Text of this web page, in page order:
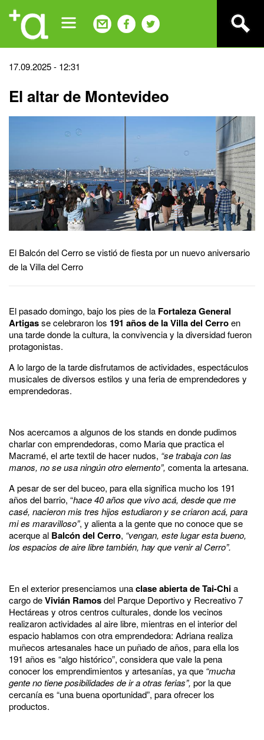
Jump
navigation
Back
top
17.09.2025 - 12:31
El altar de Montevideo
El Balcón del Cerro se vistió de fiesta por un nuevo aniversario
de la Villa del Cerro
El pasado domingo, bajo los pies de la Fortaleza General
Artigasse celebraron los 191 años de la Villa del Cerroen
una tarde donde la cultura, la convivencia y la diversidad fueron
protagonistas.
A lo largo de la tarde disfrutamos de actividades, espectáculos
musicales de diversos estilos y una feria de emprendedores y
emprendedoras.
Nos acercamos a algunos de los stands en donde pudimos
charlar con emprendedoras, como Maria que practica el
Macramé, el arte textil de hacer nudos, “se trabaja con las
manos, no se usa ningún otro elemento”, comenta la artesana.
A pesar de ser del buceo, para ella significa mucho los 191
años del barrio, “hace 40 años que vivo acá, desde que me
casé, nacieron mis tres hijos estudiaron y se criaron acá, para
mi es maravilloso”, y alienta a la gente que no conoce que se
acerque al Balcón del Cerro, “vengan, este lugar esta bueno,
los espacios de aire libre también, hay que venir al Cerro”.
En el exterior presenciamos unaclase abierta de Tai-Chia
cargo deVivián Ramosdel Parque Deportivo y Recreativo 7
Hectáreas y otros centros culturales, donde los vecinos
realizaron actividades al aire libre, mientras en el interior del
espacio hablamos con otra emprendedora: Adriana realiza
muñecos artesanales hace un puñado de años, para ella los
191 años es “algo histórico”, considera que vale la pena
conocer los emprendimientos y artesanías, ya que “mucha
gente no tiene posibilidades de ir a otras ferias”, por la que
cercanía es “una buena oportunidad”, para ofrecer los
productos.